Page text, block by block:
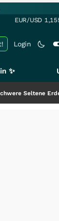
EUR/USD
Login
✨
Seltene Erden: